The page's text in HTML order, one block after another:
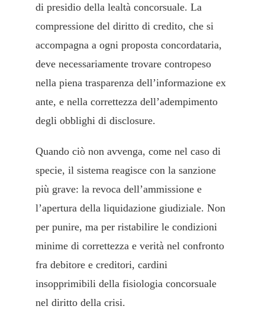
di presidio della lealtà concorsuale. La
compressione del diritto di credito, che si
accompagna a ogni proposta concordataria,
deve necessariamente trovare contropeso
nella piena trasparenza dell’informazione ex
ante, e nella correttezza dell’adempimento
degli obblighi di disclosure.
Quando ciò non avvenga, come nel caso di
specie, il sistema reagisce con la sanzione
più grave: la revoca dell’ammissione e
l’apertura della liquidazione giudiziale. Non
per punire, ma per ristabilire le condizioni
minime di correttezza e verità nel confronto
fra debitore e creditori, cardini
insopprimibili della fisiologia concorsuale
nel diritto della crisi.